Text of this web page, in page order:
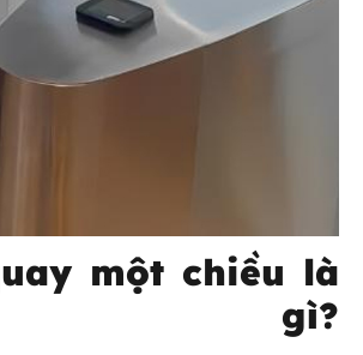
một chiều là
gì?